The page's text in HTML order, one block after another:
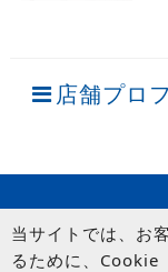
店舗プロ
当サイトでは、お
るために、Cookie